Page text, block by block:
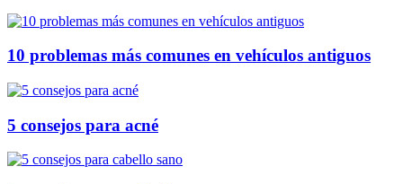
10 problemas más comunes en vehículos antiguos
5 consejos para acné